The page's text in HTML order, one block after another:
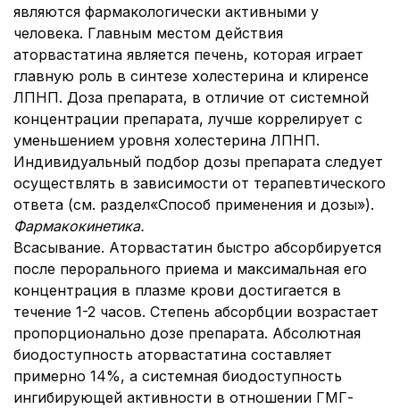
являются фармакологически активными у
человека. Главным местом действия
аторвастатина является печень, которая играет
главную роль в синтезе холестерина и клиренсе
ЛПНП. Доза препарата, в отличие от системной
концентрации препарата, лучше коррелирует с
уменьшением уровня холестерина ЛПНП.
Индивидуальный подбор дозы препарата следует
осуществлять в зависимости от терапевтического
ответа (см. раздел«Способ применения и дозы»).
Фармакокинетика.
Всасывание. Аторвастатин быстро абсорбируется
после перорального приема и максимальная его
концентрация в плазме крови достигается в
течение 1-2 часов. Степень абсорбции возрастает
пропорционально дозе препарата. Абсолютная
биодоступность аторвастатина составляет
примерно 14%, а системная биодоступность
ингибирующей активности в отношении ГМГ-